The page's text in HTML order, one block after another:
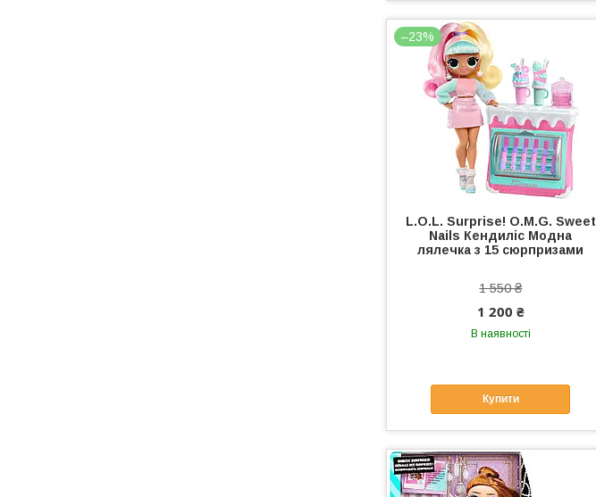
–23%
L.O.L. Surprise! O.M.G. Sweet
Nails Кендиліс Модна
лялечка з 15 сюрпризами
1 550 ₴
1 200 ₴
В наявності
Купити